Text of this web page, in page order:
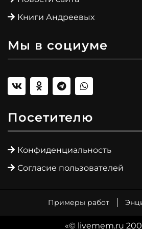
Книги Андреевых
Мы в социуме
Посетителю
Конфиденциальность
Согласие пользователей
Примеры работ
«© livemem.ru